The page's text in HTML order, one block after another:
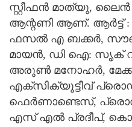
സ്റ്റീഫൻ മാത്യു,
ആന്റണി ആണ്. ആർട്ട്‌ :
ഫസൽ എ ബക്കർ,
മായൻ, ഡി ഐ: സൃക്
അരുൺ മനോഹർ,
എക്സിക്യൂട്ടീവ്
ഫെർണാണ്ടെസ്,
എസ് എൽ പ്രദീപ്‌,